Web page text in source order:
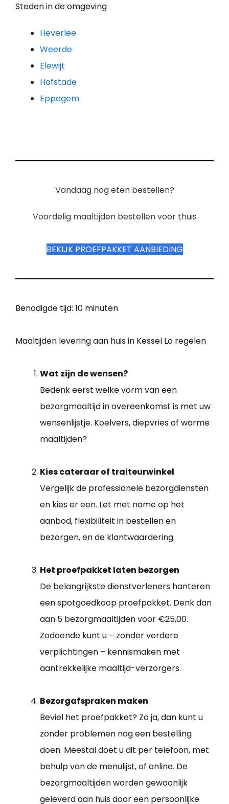
Steden in de omgeving
Heverlee
Weerde
Elewijt
Hofstade
Eppegem
Vandaag nog eten bestellen?
Voordelig maaltijden bestellen voor thuis
BEKIJK PROEFPAKKET AANBIEDING
Benodigde tijd: 10 minuten
Maaltijden levering aan huis in Kessel Lo regelen
Wat zijn de wensen?
Bedenk eerst welke vorm van een
bezorgmaaltijd in overeenkomst is met uw
wensenlijstje. Koelvers, diepvries of warme
maaltijden?
Kies cateraar of traiteurwinkel
Vergelijk de professionele bezorgdiensten
en kies er een. Let met name op het
aanbod, flexibiliteit in bestellen en
bezorgen, en de klantwaardering.
Het proefpakket laten bezorgen
De belangrijkste dienstverleners hanteren
een spotgoedkoop proefpakket. Denk dan
aan 5 bezorgmaaltijden voor €25,00.
Zodoende kunt u – zonder verdere
verplichtingen – kennismaken met
aantrekkelijke maaltijd-verzorgers.
Bezorgafspraken maken
Beviel het proefpakket? Zo ja, dan kunt u
zonder problemen nog een bestelling
doen. Meestal doet u dit per telefoon, met
behulp van de menulijst, of online. De
bezorgmaaltijden worden gewoonlijk
geleverd aan huis door een persoonlijke